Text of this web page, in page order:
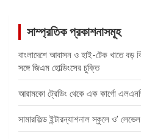
সাম্প্রতিক প্রকাশনাসমূহ
বাংলাদেশে আবাসন ও হাই-টেক খাতে বড়
সঙ্গে জিএম হোল্ডিংসের চুক্তি
আরামকো ট্রেডিং থেকে এক কার্গো
সামারফিল্ড ইন্টারন্যাশনাল স্কুলে ও’